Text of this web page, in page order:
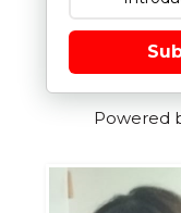
Powered